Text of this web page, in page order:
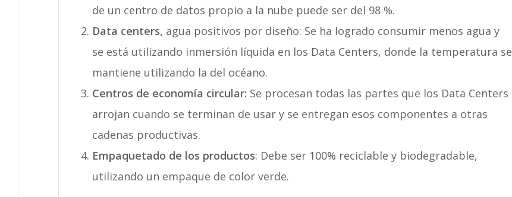
de un centro de datos propio a la nube puede ser del 98 %.
Data centers, agua positivos por diseño: Se ha logrado consumir menos agua y
se está utilizando inmersión líquida en los Data Centers, donde la temperatura se
mantiene utilizando la del océano.
Centros de economía circular: Se procesan todas las partes que los Data Centers
arrojan cuando se terminan de usar y se entregan esos componentes a otras
cadenas productivas.
Empaquetado de los productos: Debe ser 100% reciclable y biodegradable,
utilizando un empaque de color verde.